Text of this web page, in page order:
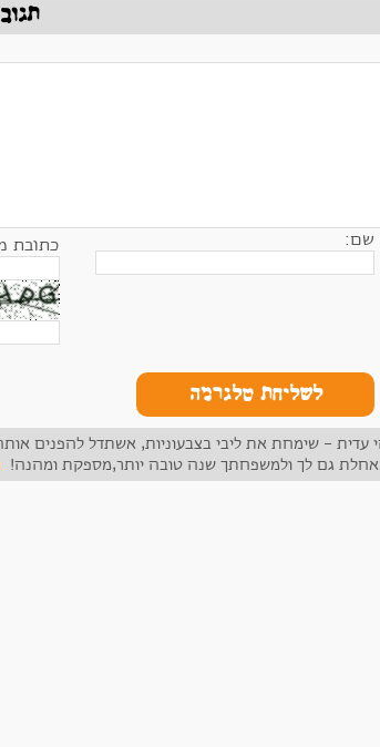
שם: כתובת
לשליחת טלגרמה
עדית - שימחת את ליבי בצבעוניות, אשתדל להפנים
גם לך ולמשפחתך שנה טובה יותר,מספקת ומהנה!